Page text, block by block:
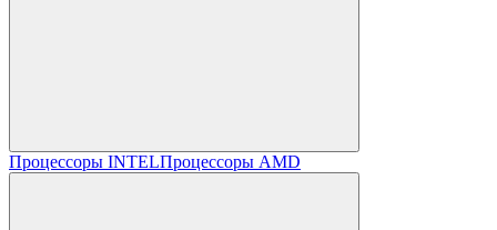
Процессоры INTELПроцессоры AMD